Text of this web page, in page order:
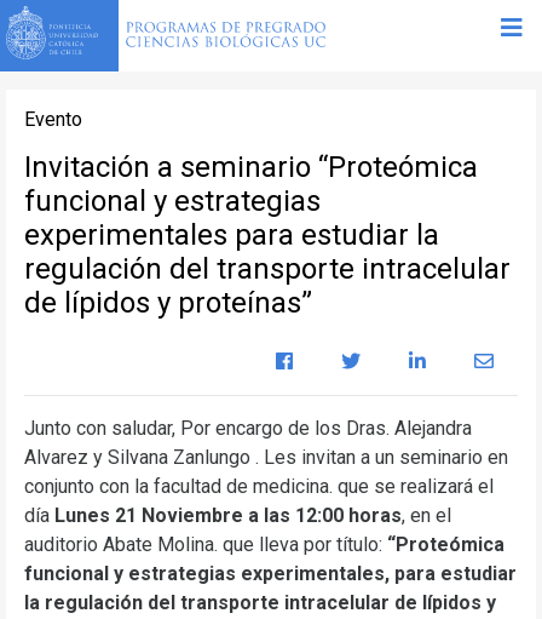
Evento
Invitación a seminario “Proteómica
funcional y estrategias
experimentales para estudiar la
regulación del transporte intracelular
de lípidos y proteínas”
Junto con saludar, Por encargo de los Dras. Alejandra
Alvarez y Silvana Zanlungo . Les invitan a un seminario en
conjunto con la facultad de medicina. que se realizará el
día Lunes 21 Noviembre a las 12:00 horas, en el
auditorio Abate Molina. que lleva por título: “Proteómica
funcional y estrategias experimentales, para estudiar
la regulación del transporte intracelular de lípidos y